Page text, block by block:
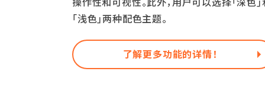
操作性和可视性。此外，用户可以选择「深色」
「浅色」两种配色主题。
了解更多功能的详情！